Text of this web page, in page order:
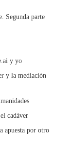
Segunda parte
y yo
y la mediación
cadáver
apuesta por otro